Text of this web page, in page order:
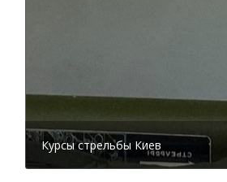
Курсы стрельбы Киев